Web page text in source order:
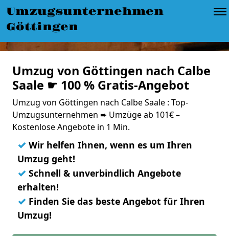
Umzugsunternehmen
Göttingen
Umzug von Göttingen nach Calbe
Saale ☛ 100 % Gratis-Angebot
Umzug von Göttingen nach Calbe Saale : Top-
Umzugsunternehmen ➨ Umzüge ab 101€ –
Kostenlose Angebote in 1 Min.
✓ Wir helfen Ihnen, wenn es um Ihren
Umzug geht!
✓ Schnell & unverbindlich Angebote
erhalten!
✓ Finden Sie das beste Angebot für Ihren
Umzug!